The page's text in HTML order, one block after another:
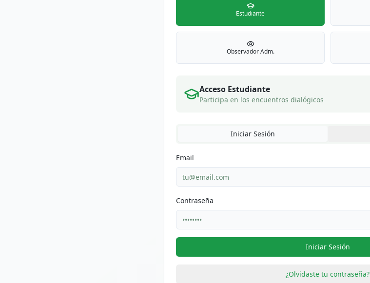
Estudiante
Observador Adm.
Acceso Estudiante
Participa en los encuentros dialógicos
Iniciar Sesión
Email
Contraseña
Iniciar Sesión
¿Olvidaste tu contraseña?